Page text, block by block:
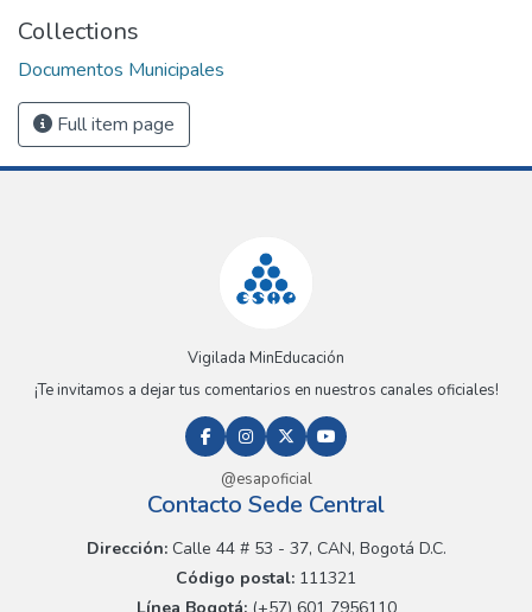
Collections
Documentos Municipales
Full item page
Vigilada MinEducación
¡Te invitamos a dejar tus comentarios en nuestros canales oficiales!
@esapoficial
Contacto Sede Central
Dirección:Calle 44 # 53 - 37, CAN, Bogotá D.C.
Código postal: 111321